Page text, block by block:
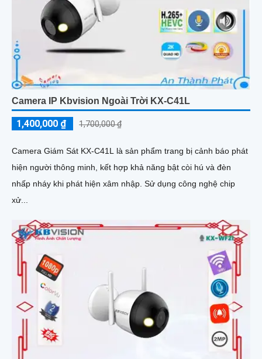
Camera IP Kbvision Ngoài Trời KX-C41L
1,400,000 ₫ 1,700,000 ₫
Camera Giám Sát KX-C41L là sản phẩm trang bị cảnh báo phát
hiện người thông minh, kết hợp khả năng bật còi hú và đèn
nhấp nháy khi phát hiện xâm nhập. Sử dụng công nghệ chip
xử...